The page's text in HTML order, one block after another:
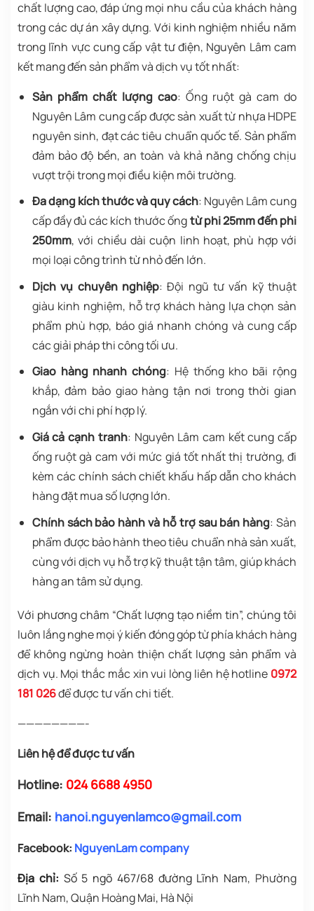
chất lượng cao, đáp ứng mọi nhu cầu của khách hàng
trong các dự án xây dựng. Với kinh nghiệm nhiều năm
trong lĩnh vực cung cấp vật tư điện, Nguyên Lâm cam
kết mang đến sản phẩm và dịch vụ tốt nhất:
Sản phẩm chất lượng cao: Ống ruột gà cam do
Nguyên Lâm cung cấp được sản xuất từ nhựa HDPE
nguyên sinh, đạt các tiêu chuẩn quốc tế. Sản phẩm
đảm bảo độ bền, an toàn và khả năng chống chịu
vượt trội trong mọi điều kiện môi trường.
Đa dạng kích thước và quy cách: Nguyên Lâm cung
cấp đầy đủ các kích thước ốngtừ phi 25mm đến phi
250mm, với chiều dài cuộn linh hoạt, phù hợp với
mọi loại công trình từ nhỏ đến lớn.
Dịch vụ chuyên nghiệp: Đội ngũ tư vấn kỹ thuật
giàu kinh nghiệm, hỗ trợ khách hàng lựa chọn sản
phẩm phù hợp, báo giá nhanh chóng và cung cấp
các giải pháp thi công tối ưu.
Giao hàng nhanh chóng: Hệ thống kho bãi rộng
khắp, đảm bảo giao hàng tận nơi trong thời gian
ngắn với chi phí hợp lý.
Giá cả cạnh tranh: Nguyên Lâm cam kết cung cấp
ống ruột gà cam với mức giá tốt nhất thị trường, đi
kèm các chính sách chiết khấu hấp dẫn cho khách
hàng đặt mua số lượng lớn.
Chính sách bảo hành và hỗ trợ sau bán hàng: Sản
phẩm được bảo hành theo tiêu chuẩn nhà sản xuất,
cùng với dịch vụ hỗ trợ kỹ thuật tận tâm, giúp khách
hàng an tâm sử dụng.
Với phương châm “Chất lượng tạo niềm tin”, chúng tôi
luôn lắng nghe mọi ý kiến đóng góp từ phía khách hàng
để không ngừng hoàn thiện chất lượng sản phẩm và
dịch vụ. Mọi thắc mắc xin vui lòng liên hệ hotline 0972
181 026để được tư vấn chi tiết.
————————-
Liên hệ để được tư vấn
Hotline: 024 6688 4950
Email: hanoi.nguyenlamco@gmail.com
Facebook: NguyenLam company
Địa chỉ: Số 5 ngõ 467/68 đường Lĩnh Nam, Phường
Lĩnh Nam, Quận Hoàng Mai, Hà Nội